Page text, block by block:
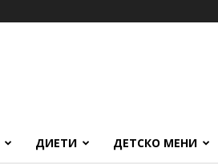
ДИЕТИ ДЕТСКО МЕНИ